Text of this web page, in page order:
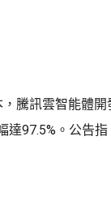
騰訊雲智能體
達97.5%。公告